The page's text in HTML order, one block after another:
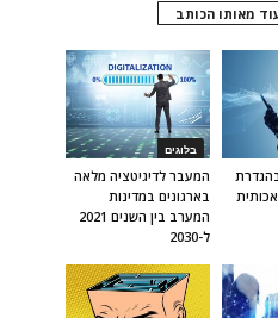
מאותו הכותב
בלוגים
המעבר לדיגיטציה מלאה
בארגונים במדינות
המערב בין השנים 2021
ל-2030
בהגדרת